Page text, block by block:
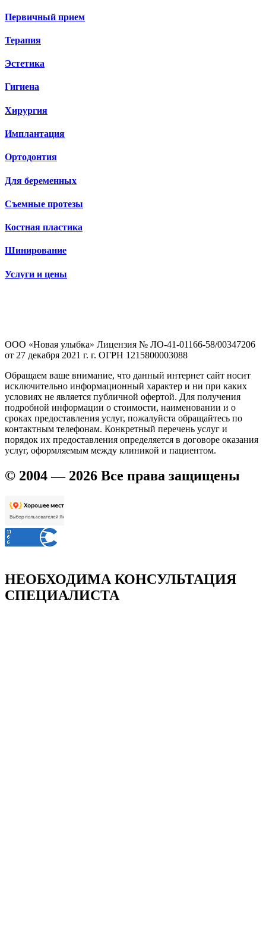
Первичный прием
Терапия
Эстетика
Гигиена
Хирургия
Имплантация
Ортодонтия
Для беременных
Съемные протезы
Костная пластика
Шинирование
Услуги и цены
ООО «Новая улыбка» Лицензия № ЛО-41-01166-58/00347206
от 27 декабря 2021 г. г. ОГРН 1215800003088
Обращаем ваше внимание, что данный интернет сайт носит
исключительно информационный характер и ни при каких
условиях не является публичной офертой. Для получения
подробной информации о стоимости, наименовании и о
сроках предоставления услуг, пожалуйста обращайтесь по
контактным телефонам. Конкретный перечень услуг и
порядок их предоставления определяется в договоре оказания
услуг, оформляемым между клиникой и пациентом.
© 2004 — 2026 Все права защищены
НЕОБХОДИМА КОНСУЛЬТАЦИЯ
СПЕЦИАЛИСТА